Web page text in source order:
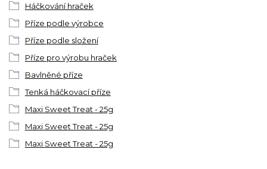
Háčkování hraček
Příze podle výrobce
Příze podle složení
Příze pro výrobu hraček
Bavlněné příze
Tenká háčkovací příze
Maxi Sweet Treat - 25g
Maxi Sweet Treat - 25g
Maxi Sweet Treat - 25g